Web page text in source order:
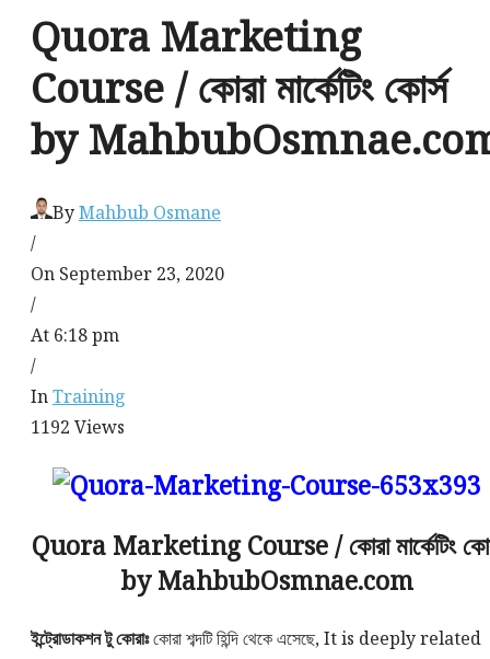
Quora Marketing
Course / কোরা মার্কেটিং কোর্স
by
ByMahbub Osmane
/
On September 23, 2020
/
At 6:18 pm
/
InTraining
1192 Views
Quora Marketing Course / কোরা মার্কেটিং
by MahbubOsmnae.com
ইন্ট্রোডাকশন টু কোরাঃকোরা শব্দটি হিন্দি থেকে এসেছে,It is deeply related